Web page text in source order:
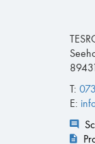
T:
E: